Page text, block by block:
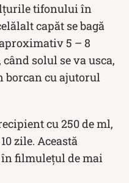
tifonului în
capăt se bagă
5 – 8
solul se va usca,
borcan cu ajutorul
cu 250 de ml,
zile. Această
în filmulețul de mai